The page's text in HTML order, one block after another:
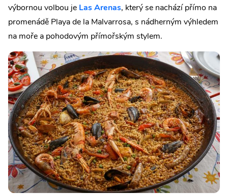
výbornou volbou je Las Arenas, který se nachází přímo na
promenádě Playa de la Malvarrosa, s nádherným výhledem
na moře a pohodovým přímořským stylem.